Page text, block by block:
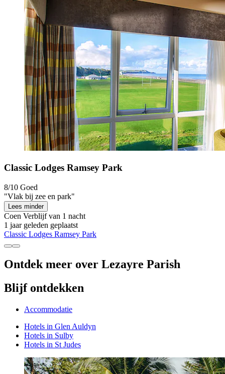
Classic Lodges Ramsey Park
8/10 Goed
"Vlak bij zee en park"
Lees minder
Coen Verblijf van 1 nacht
1 jaar geleden geplaatst
Classic Lodges Ramsey Park
Ontdek meer over Lezayre Parish
Blijf ontdekken
Accommodatie
Hotels in Glen Auldyn
Hotels in Sulby
Hotels in St Judes